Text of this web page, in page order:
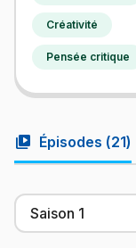
Créativité
Pensée critique
video_library Épisodes (21)